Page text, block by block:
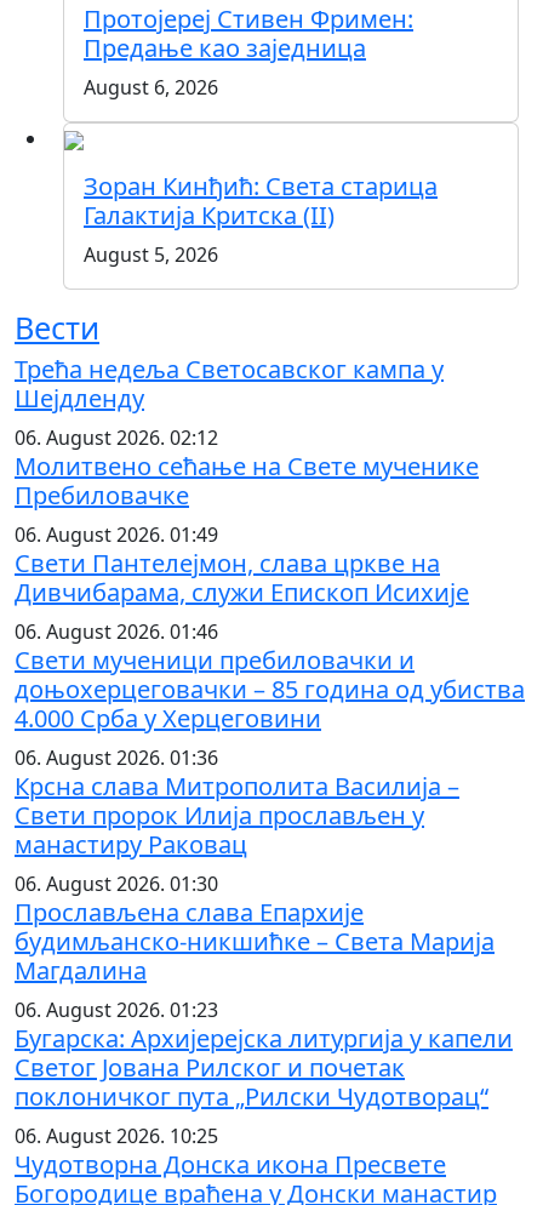
Протојереј Стивен Фримен:
Предање као заједница
August 6, 2026
Зоран Кинђић: Света старица
Галактија Критска (II)
August 5, 2026
Вести
Трећа недеља Светосавског кампа у
Шејдленду
06. August 2026. 02:12
Молитвено сећање на Свете мученике
Пребиловачке
06. August 2026. 01:49
Свети Пантелејмон, слава цркве на
Дивчибарама, служи Епископ Исихије
06. August 2026. 01:46
Свети мученици пребиловачки и
доњохерцеговачки – 85 година од убиства
4.000 Срба у Херцеговини
06. August 2026. 01:36
Крсна слава Митрополита Василија –
Свети пророк Илија прослављен у
манастиру Раковац
06. August 2026. 01:30
Прослављена слава Епархије
будимљанско-никшићке – Света Марија
Магдалина
06. August 2026. 01:23
Бугарска: Архијерејска литургија у капели
Светог Јована Рилског и почетак
поклоничког пута „Рилски Чудотворац“
06. August 2026. 10:25
Чудотворна Донска икона Пресвете
Богородице враћена у Донски манастир